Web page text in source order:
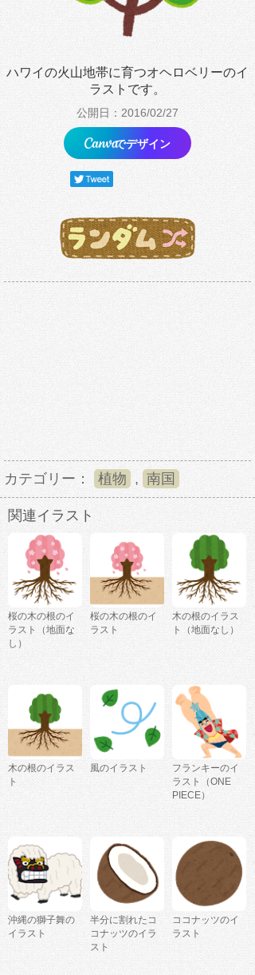
ハワイの火山地帯に育つオヘロベリーのイ
ラストです。
公開日：2016/02/27
でデザイン
カテゴリー： 植物 , 南国
関連イラスト
桜の木の根のイ
ラスト（地面な
し）
桜の木の根のイ
ラスト
木の根のイラス
ト（地面なし）
木の根のイラス
ト
風のイラスト
フランキーのイ
ラスト（ONE
PIECE）
沖縄の獅子舞の
イラスト
半分に割れたコ
コナッツのイラ
スト
ココナッツのイ
ラスト